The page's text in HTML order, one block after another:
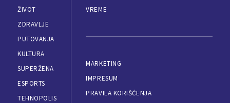
ŽIVOT
ZDRAVLJE
PUTOVANJA
KULTURA
SUPERŽENA
ESPORTS
TEHNOPOLIS
VREME
MARKETING
IMPRESUM
PRAVILA KORIŠĆENJA